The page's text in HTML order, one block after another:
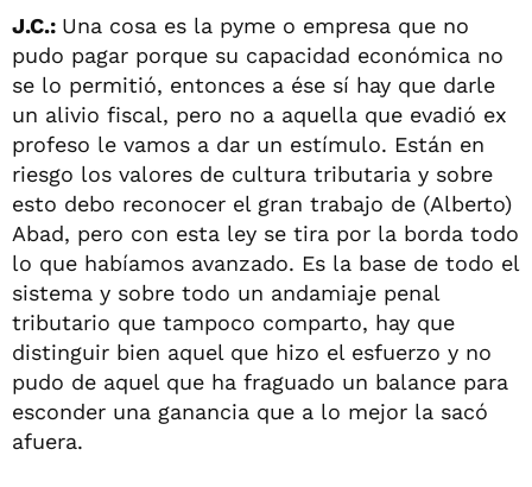
J.C.: Una cosa es la pyme o empresa que no
pudo pagar porque su capacidad económica no
se lo permitió, entonces a ése sí hay que darle
un alivio fiscal, pero no a aquella que evadió ex
profeso le vamos a dar un estímulo. Están en
riesgo los valores de cultura tributaria y sobre
esto debo reconocer el gran trabajo de (Alberto)
Abad, pero con esta ley se tira por la borda todo
lo que habíamos avanzado. Es la base de todo el
sistema y sobre todo un andamiaje penal
tributario que tampoco comparto, hay que
distinguir bien aquel que hizo el esfuerzo y no
pudo de aquel que ha fraguado un balance para
esconder una ganancia que a lo mejor la sacó
afuera.